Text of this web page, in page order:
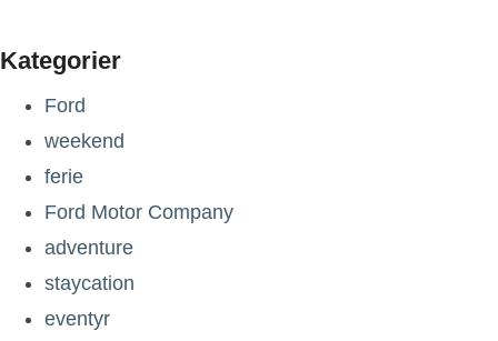
Kategorier
Ford
weekend
ferie
Ford Motor Company
adventure
staycation
eventyr